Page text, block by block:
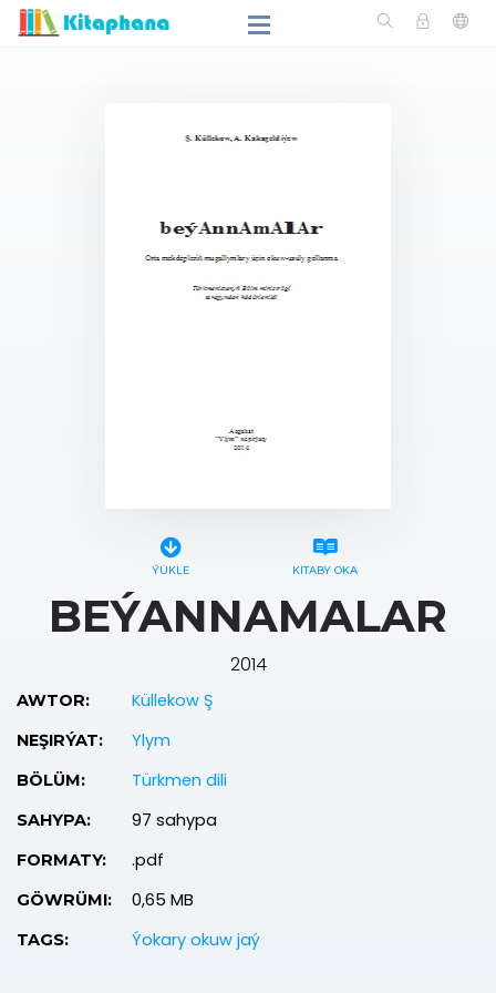
ÝÜKLE KITABY OKA
BEÝANNAMALAR
2014
AWTOR: Küllekow Ş
NEŞIRÝAT: Ylym
BÖLÜM: Türkmen dili
SAHYPA: 97 sahypa
FORMATY: .pdf
GÖWRÜMI: 0,65 MB
TAGS: Ýokary okuw jaý